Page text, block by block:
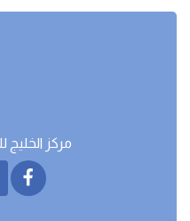
مركز الخليج